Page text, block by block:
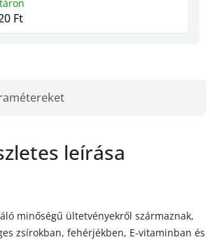
Ft
leírása
minőségű ültetvényekről származnak,
zsírokban, fehérjékben, E-vitaminban és